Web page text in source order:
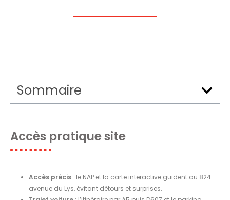
Sommaire
Accès pratique site
Accès précis : le NAP et la carte interactive guident au 824
avenue du Lys, évitant détours et surprises.